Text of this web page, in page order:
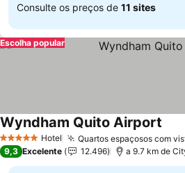
Consulte os preços de 11 sites
Escolha popular
5 Estrelas Hotel Quartos espaçosos com
Wyndham Quito Airport
9,3 Excelente 12.496 a 9.7 km de